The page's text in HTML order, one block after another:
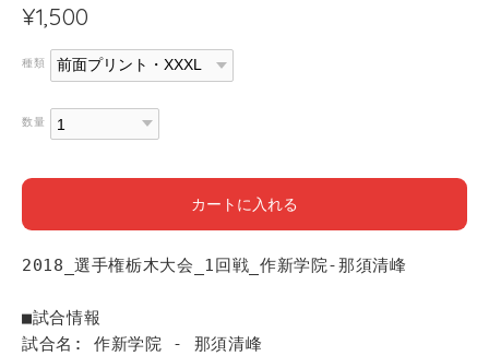
¥1,500
種類
数量
カートに入れる
2018_選手権栃木大会_1回戦_作新学院-那須清峰
■試合情報
試合名: 作新学院 - 那須清峰